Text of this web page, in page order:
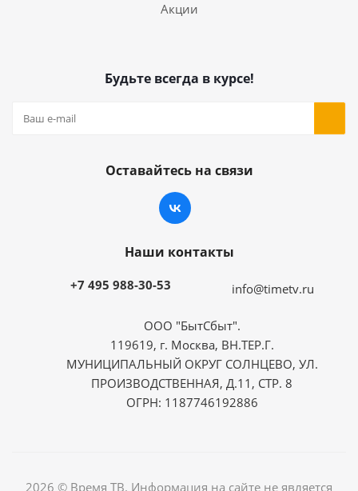
Акции
Будьте всегда в курсе!
Оставайтесь на связи
Наши контакты
+7 495 988-30-53 info@timetv.ru
ООО "БытСбыт".
119619, г. Москва, ВН.ТЕР.Г.
МУНИЦИПАЛЬНЫЙ ОКРУГ СОЛНЦЕВО, УЛ.
ПРОИЗВОДСТВЕННАЯ, Д.11, СТР. 8
ОГРН: 1187746192886
2026 © Время ТВ. Информация на сайте не является